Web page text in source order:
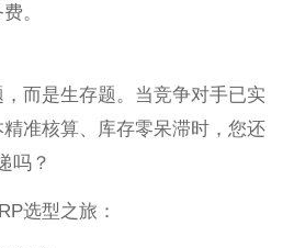
。
而是生存题。当竞争对手已实
准核算、库存零呆滞时，您还
吗？
选型之旅：